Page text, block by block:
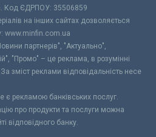
Код ЄДРПОУ: 35506859
на інших сайтах дозволяється
www.minfin.com.ua
партнерів", "Актуально",
"Промо" – це реклама, в розумінні
зміст реклами відповідальність несе
є рекламою банківських послуг.
про продукти та послуги можна
відповідного банку.